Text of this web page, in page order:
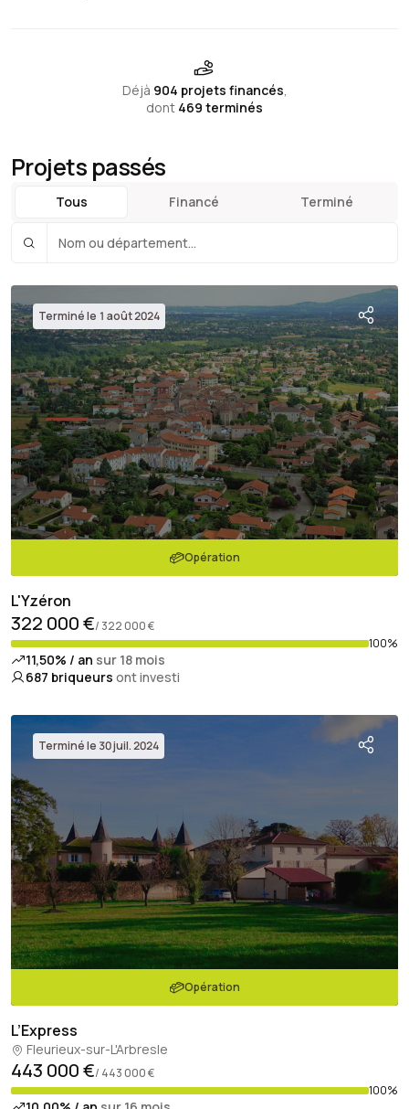
Déjà 904 projets financés,
dont 469 terminés
Projets passés
Tous Financé Terminé
Terminé le 1 août 2024
Opération
L'Yzéron
322 000 €/ 322 000 €
100%
11,50% / an sur 18 mois
687 briqueurs ont investi
Terminé le 30 juil. 2024
Opération
L’Express
Fleurieux-sur-L'Arbresle
443 000 €/ 443 000 €
100%